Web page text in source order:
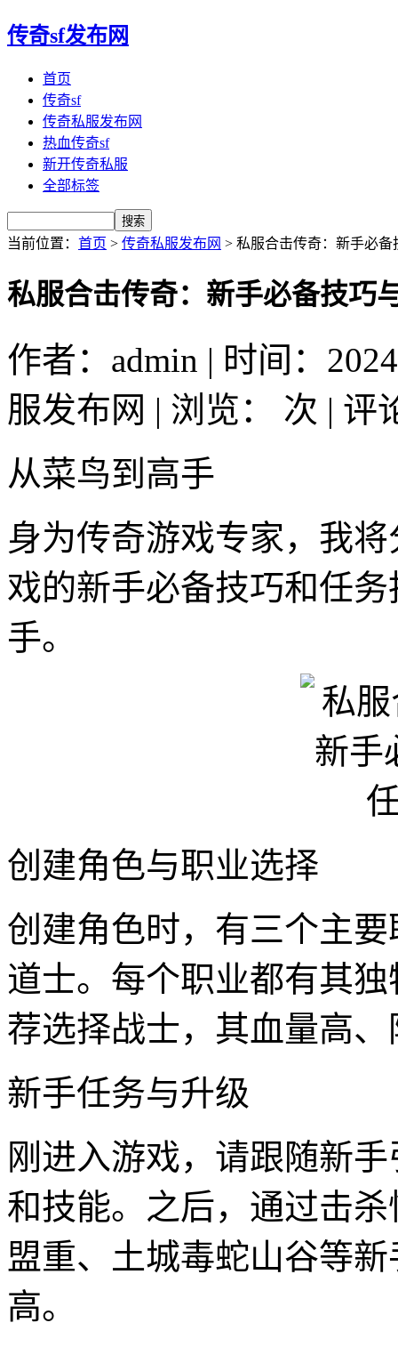
传奇sf发布网
首页
传奇sf
传奇私服发布网
热血传奇sf
新开传奇私服
全部标签
当前位置： 首页 > 传奇私服发布网 > 私服合击传奇：新手必备
私服合击传奇：新手必备技巧
作者：admin | 时间：
服发布网 | 浏览：
次 | 评
从菜鸟到高手
身为传奇游戏专家，我
戏的新手必备技巧和任
手。
创建角色与职业选择
创建角色时，有三个主
道士。每个职业都有其
荐选择战士，其血量高
新手任务与升级
刚进入游戏，请跟随新
和技能。之后，通过击
盟重、土城毒蛇山谷等
高。